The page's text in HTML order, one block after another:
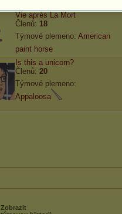
Vie après La Mort
Členů: 18
Týmové plemeno: American
paint horse
Is this a unicorn?
Členů: 20
Týmové plemeno:
Appaloosa
Zobrazit